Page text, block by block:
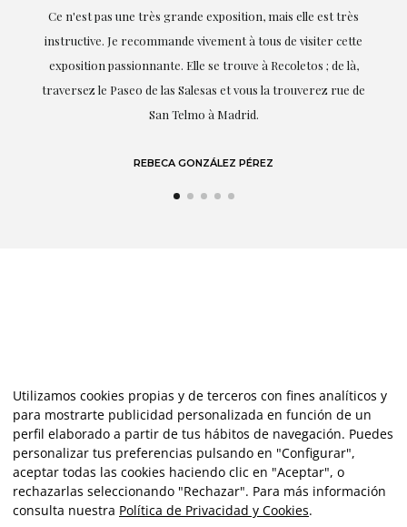
mais elle est très
à tous de visiter cette
trouve à Recoletos ; de là,
et vous la trouverez rue de
professionnalisme ont été présents
soulignant (bien sûr) son amour et sa
dont elle parle :
Utilizamos cookies propias y de terceros con fines analíticos y
para mostrarte publicidad personalizada en función de un
perfil elaborado a partir de tus hábitos de navegación. Puedes
personalizar tus preferencias pulsando en "Configurar",
aceptar todas las cookies haciendo clic en "Aceptar", o
rechazarlas seleccionando "Rechazar". Para más información
consulta nuestra Política de Privacidad y Cookies.